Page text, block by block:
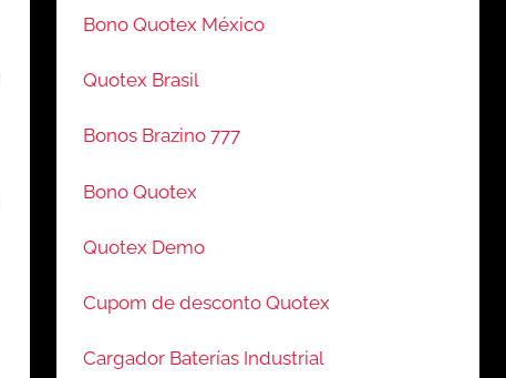
Bono Quotex México
Quotex Brasil
Bonos Brazino 777
Bono Quotex
Quotex Demo
Cupom de desconto Quotex
Cargador Baterías Industrial